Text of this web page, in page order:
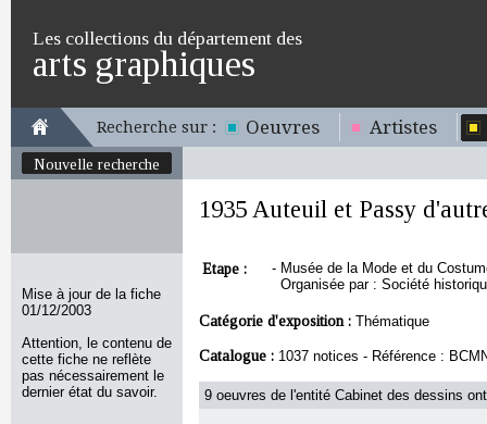
Les collections du département des
arts graphiques
Recherche sur : Oeuvres Artistes
Nouvelle recherche
Mise à jour de la fiche
01/12/2003
Attention, le contenu de
cette fiche ne reflète
pas nécessairement le
dernier état du savoir.
1935 Auteuil et Passy
Etape : - Musée de la Mode et du
Organisée par : Société
Catégorie d'exposition : Thématique
Catalogue : 1037 notices - Référence :
9 oeuvres de l'entité Cabinet des dessins